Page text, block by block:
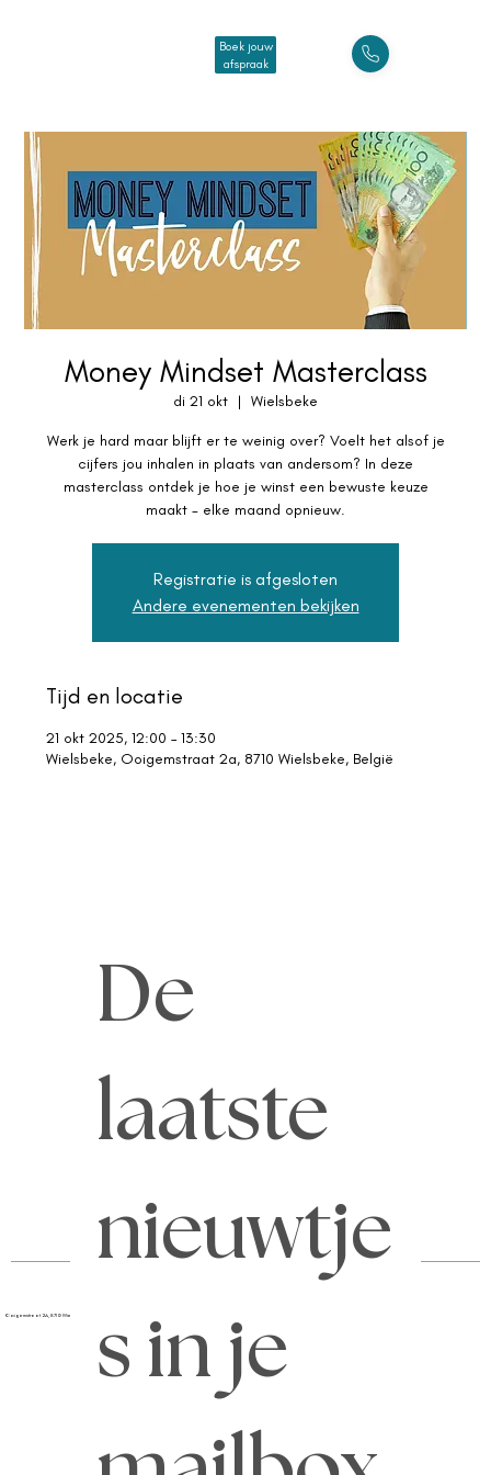
Boek jouw
afspraak
Money Mindset Masterclass
di 21 okt
  |
Wielsbeke
Werk je hard maar blijft er te weinig over? Voelt het alsof je
cijfers jou inhalen in plaats van andersom? In deze
masterclass ontdek je hoe je winst een bewuste keuze
maakt - elke maand opnieuw.
Registratie is afgesloten
Andere evenementen bekijken
Tijd en locatie
21 okt 2025, 12:00 – 13:30
Wielsbeke, Ooigemstraat 2a, 8710 Wielsbeke, België
MyKantoorCM
Vacatures
Agenda
Updates
Home
Diensten
Ooigemstraat 2A, 8710 Wielsbeke
De
laatste
nieuwtje
s in je